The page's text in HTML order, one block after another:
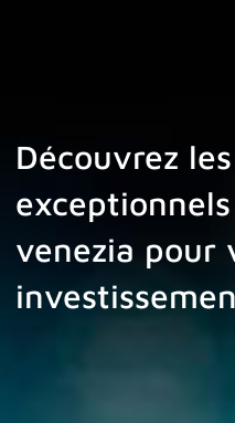
Découvrez
venezia pour